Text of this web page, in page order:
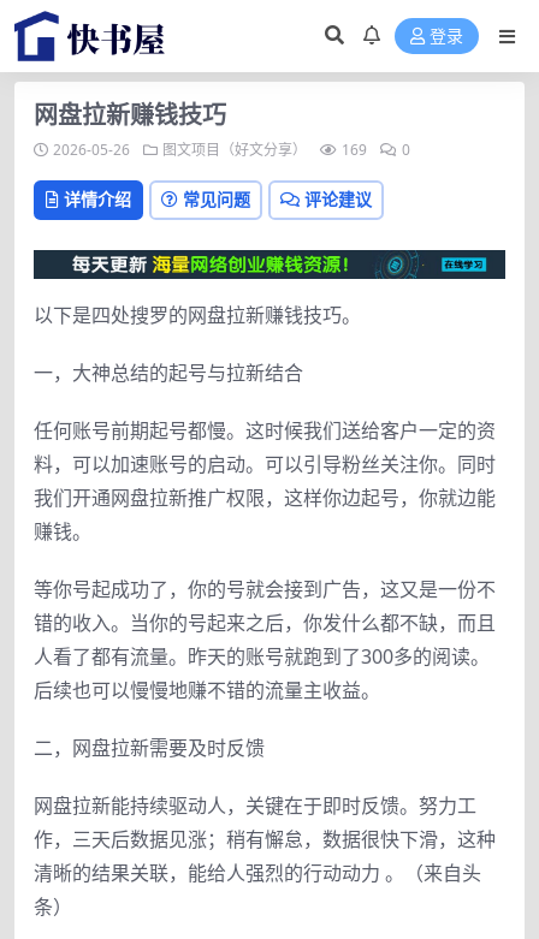
登录
网盘拉新赚钱技巧
2026-05-26 图文项目（好文分享） 169 0
详情介绍 常见问题 评论建议
以下是四处搜罗的网盘拉新赚钱技巧。
一，大神总结的起号与拉新结合
任何账号前期起号都慢。这时候我们送给客户一定的资
料，可以加速账号的启动。可以引导粉丝关注你。同时
我们开通网盘拉新推广权限，这样你边起号，你就边能
赚钱。
等你号起成功了，你的号就会接到广告，这又是一份不
错的收入。当你的号起来之后，你发什么都不缺，而且
人看了都有流量。昨天的账号就跑到了300多的阅读。
后续也可以慢慢地赚不错的流量主收益。
二，网盘拉新需要及时反馈
网盘拉新能持续驱动人，关键在于即时反馈。努力工
作，三天后数据见涨；稍有懈怠，数据很快下滑，这种
清晰的结果关联，能给人强烈的行动动力 。（来自头
条）